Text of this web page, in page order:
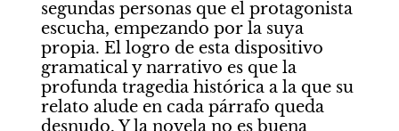
segundas personas que el protagonista
escucha, empezando por la suya
propia. El logro de esta dispositivo
gramatical y narrativo es que la
profunda tragedia histórica a la que su
relato alude en cada párrafo queda
desnudo. Y la novela no es buena